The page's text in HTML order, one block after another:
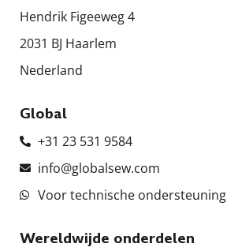
Hendrik Figeeweg 4
2031 BJ Haarlem
Nederland
Global
+31 23 531 9584
info@globalsew.com
Voor technische ondersteuning
Wereldwijde onderdelen